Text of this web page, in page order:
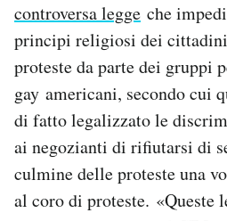
Area Personale
Newsletter
Notifiche mobile
Regala il Post
controversa legge che
principi religiosi dei
proteste da parte dei gruppi
gay americani, secondo cui
di fatto legalizzato le
ai negozianti di rifiutarsi di
culmine delle proteste una
al coro di proteste. «Queste